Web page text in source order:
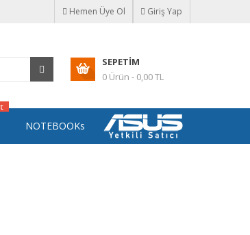
Hemen Üye Ol Giriş Yap
SEPETIM
0 Ürün - 0,00 TL
NOTEBOOKs